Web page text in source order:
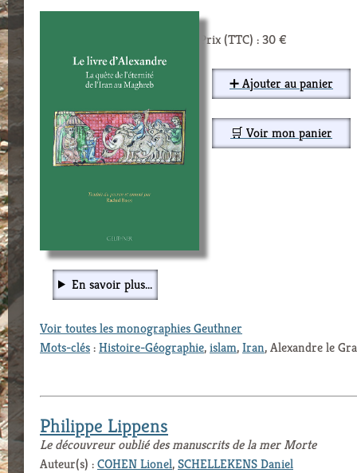
Prix (TTC) : 30 €
➕ Ajouter au panier
🛒 Voir mon panier
En savoir plus...
Voir toutes les monographies Geuthner
Mots-clés:Histoire-Géographie,islam,Iran, Alexandre le
Philippe Lippens
Le découvreur oublié des manuscrits de la mer Morte
Auteur(s) :COHEN Lionel,SCHELLEKENS Daniel